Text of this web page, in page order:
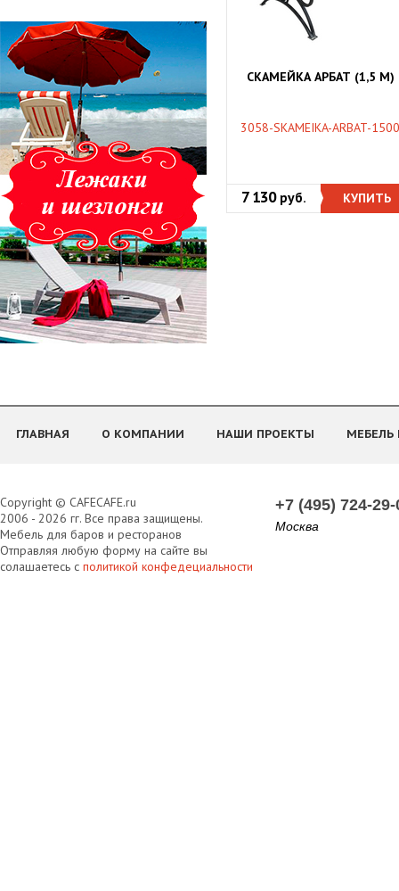
СКАМЕЙКА АРБАТ (1,5 М)
3058-SKAMEIKA-ARBAT-
7 130 руб. КУПИТЬ
ГЛАВНАЯ О КОМПАНИИ НАШИ ПРОЕКТЫ
Copyright © CAFECAFE.ru
2006 - 2026 гг. Все права защищены.
Мебель для баров и ресторанов
Отправляя любую форму на сайте вы
солашаетесь с политикой конфедециальности
+7 (495) 724-29-
Москва